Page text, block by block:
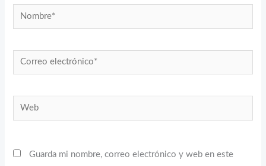
Nombre*
Correo
electrónico*
Web
Guarda mi nombre, correo electrónico y web en este